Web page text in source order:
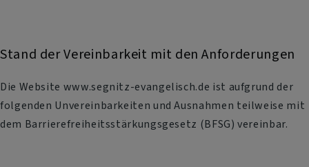
Stand der Vereinbarkeit mit den Anforderungen
Die Website www.segnitz-evangelisch.de ist aufgrund der
folgenden Unvereinbarkeiten und Ausnahmen teilweise mit
dem Barrierefreiheitsstärkungsgesetz (BFSG) vereinbar.